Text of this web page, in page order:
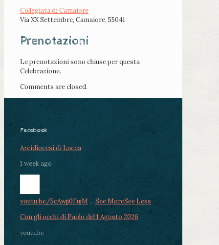
Collegiata di Camaiore
Via XX Settembre, Camaiore, 55041
Prenotazioni
Le prenotazioni sono chiuse per questa
Celebrazione.
Comments are closed.
Facebook
Arcidiocesi di Lucca
1 week ago
youtu.be/5cAwjj0FujM ... See MoreSee Less
Con gli occhi di Paolo del 1 Agosto 2026
youtu.be